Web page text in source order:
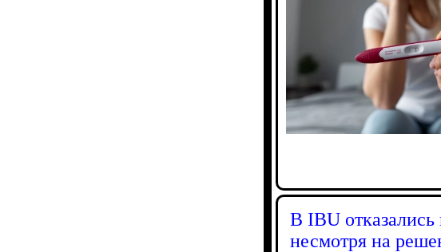
В IBU отказались
несмотря на